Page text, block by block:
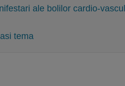
ale bolilor cardio-
tema